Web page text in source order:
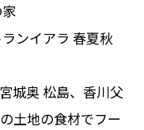
ンイアラ 春夏秋
城奥 松島、香川父
土地の食材でフー